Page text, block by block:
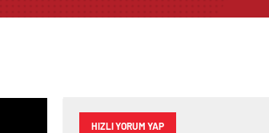
HIZLI YORUM YAP